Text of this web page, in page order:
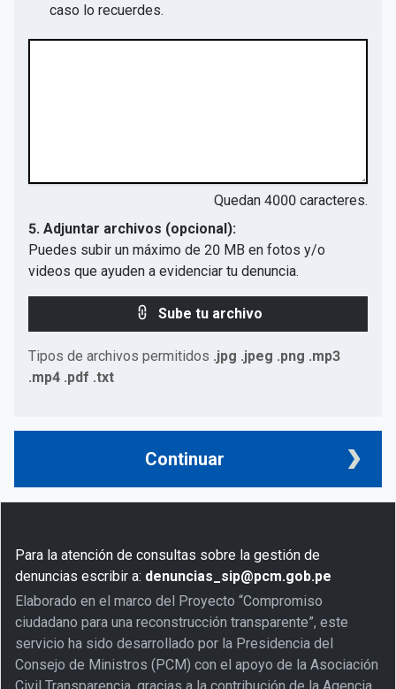
caso lo recuerdes.
Quedan 4000 caracteres.
5. Adjuntar archivos (opcional):
Puedes subir un máximo de 20 MB en fotos y/o
videos que ayuden a evidenciar tu denuncia.
Sube tu archivo
Tipos de archivos permitidos .jpg .jpeg .png .mp3
.mp4 .pdf .txt
Continuar
Para la atención de consultas sobre la gestión de
denuncias escribir a: denuncias_sip@pcm.gob.pe
Elaborado en el marco del Proyecto “Compromiso
ciudadano para una reconstrucción transparente”, este
servicio ha sido desarrollado por la Presidencia del
Consejo de Ministros (PCM) con el apoyo de la Asociación